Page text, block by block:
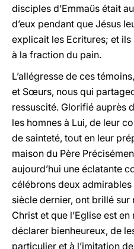
disciples d’Emmaüs était
d’eux pendant que Jésus
explicait les Ecritures; et ils
à la fraction du pain.
L’allégresse de ces
et Sœurs, nous qui
ressuscité. Glorifié auprès
les homnes à Lui, de leur
de sainteté, tout en leur
maison du Père
aujourd’hui une éclatante
célébrons deux
siècle dernier, ont brillé
Christ et que l’Eglise est
déclarer bienheureux, de
particulier et à l’imitation